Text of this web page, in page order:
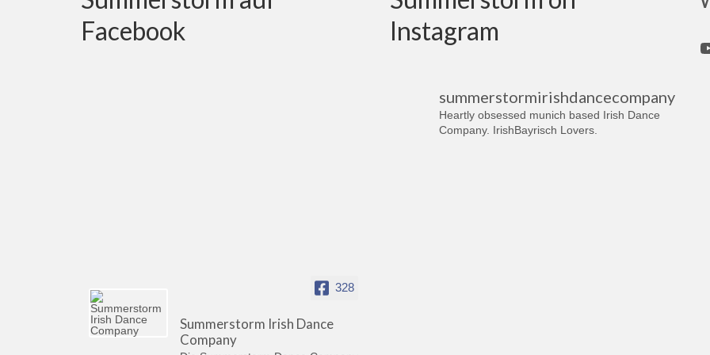
Facebook
328
Summerstorm Irish Dance
Company
Instagram
summerstormirishdancecompany
Heartly obsessed munich based Irish Dance
Company. IrishBayrisch Lovers.